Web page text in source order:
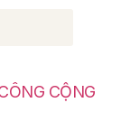
CỘNG